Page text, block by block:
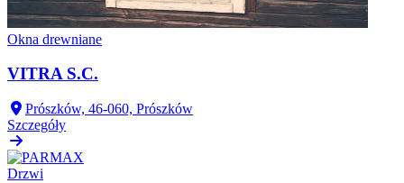
Okna drewniane
VITRA S.C.
Prószków, 46-060, Prószków
Szczegóły
Drzwi